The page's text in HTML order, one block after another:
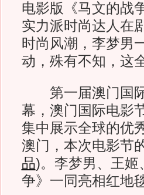
电影版《马文的战
实力派时尚达人在
时尚风潮，李梦男
动，殊有不知，这
第一届澳门国际
幕，澳门国际电影
集中展示全球的优
澳门，本次电影节
品)。李梦男、王
争》一同亮相红地